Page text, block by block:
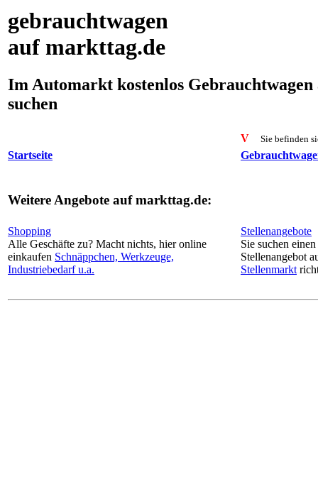
gebrauchtwagen
auf markttag.de
Im Automarkt kostenlos Gebrauchtwagen
suchen
V Sie befinden
Startseite
Weitere Angebote auf markttag.de:
Shopping
Alle Geschäfte zu? Macht nichts, hier online
einkaufen Schnäppchen, Werkzeuge,
Industriebedarf u.a.
Stellenangebote
Sie suchen
Stellenangebot
Stellenmarkt